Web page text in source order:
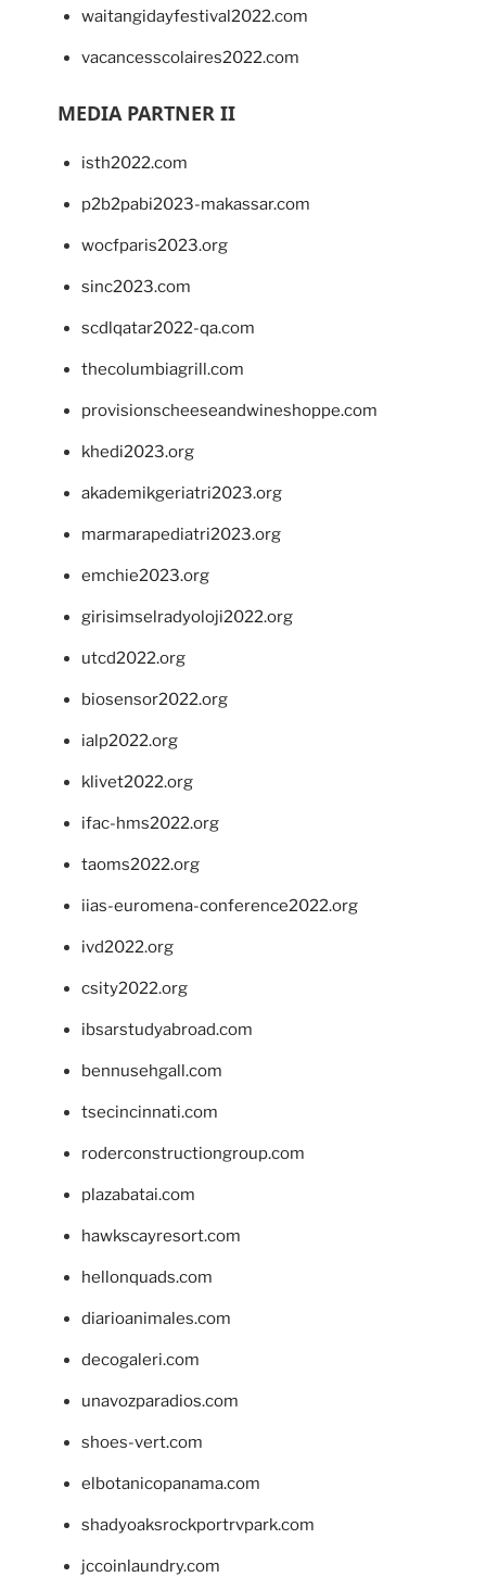
waitangidayfestival2022.com
vacancesscolaires2022.com
MEDIA PARTNER II
isth2022.com
p2b2pabi2023-makassar.com
wocfparis2023.org
sinc2023.com
scdlqatar2022-qa.com
thecolumbiagrill.com
provisionscheeseandwineshoppe.com
khedi2023.org
akademikgeriatri2023.org
marmarapediatri2023.org
emchie2023.org
girisimselradyoloji2022.org
utcd2022.org
biosensor2022.org
ialp2022.org
klivet2022.org
ifac-hms2022.org
taoms2022.org
iias-euromena-conference2022.org
ivd2022.org
csity2022.org
ibsarstudyabroad.com
bennusehgall.com
tsecincinnati.com
roderconstructiongroup.com
plazabatai.com
hawkscayresort.com
hellonquads.com
diarioanimales.com
decogaleri.com
unavozparadios.com
shoes-vert.com
elbotanicopanama.com
shadyoaksrockportrvpark.com
jccoinlaundry.com